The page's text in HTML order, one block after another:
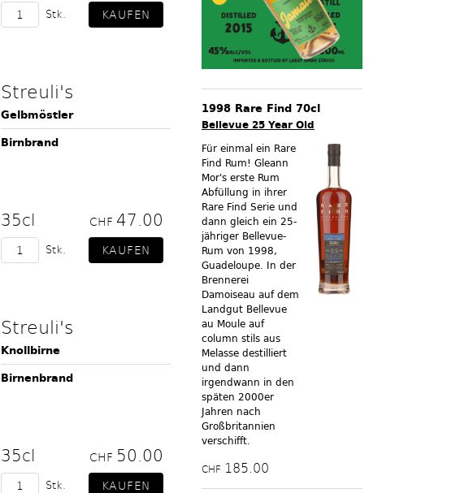
Stk.
Streuli's
Gelbmöstler
Birnbrand
35cl CHF 47.00
Stk.
Streuli's
Knollbirne
Birnenbrand
35cl CHF 50.00
Stk.
1998 Rare Find 70cl
Bellevue 25 Year Old
Für einmal ein Rare
Find Rum! Gleann
Mor's erste Rum
Abfüllung in ihrer
Rare Find Serie und
dann gleich ein 25-
jähriger Bellevue-
Rum von 1998,
Guadeloupe. In der
Brennerei
Damoiseau auf dem
Landgut Bellevue
au Moule auf
column stils aus
Melasse destilliert
und dann
irgendwann in den
späten 2000er
Jahren nach
Großbritannien
verschifft.
CHF 185.00